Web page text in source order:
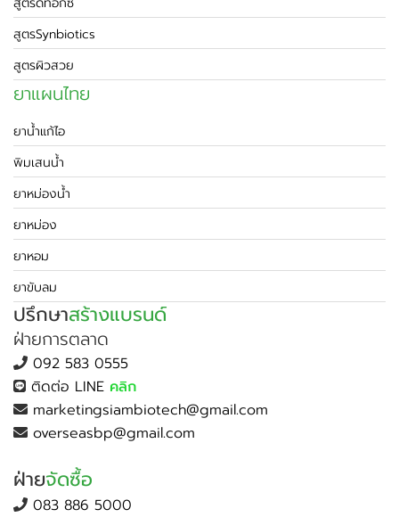
สูตรSynbiotics
สูตรผิวสวย
ยาแผนไทย
ยาน้ำแก้ไอ
พิมเสนน้ำ
ยาหม่องน้ำ
ยาหม่อง
ยาหอม
ยาขับลม
ปรึกษาสร้างแบรนด์
ฝ่ายการตลาด
092 583 0555
ติดต่อ LINE คลิก
marketingsiambiotech@gmail.com
overseasbp@gmail.com
ฝ่ายจัดซื้อ
083 886 5000